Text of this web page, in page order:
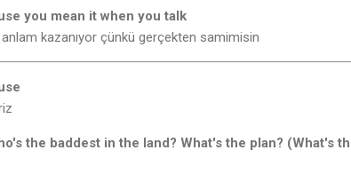
you mean it when you talk
kazanıyor çünkü gerçekten samimisin
the baddest in the land? What's the plan? (What's